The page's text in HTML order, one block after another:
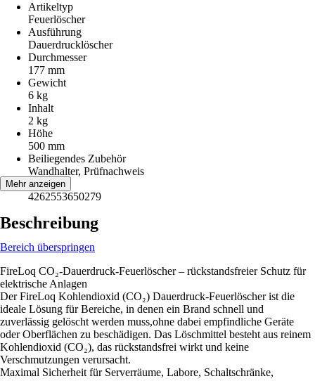
Artikeltyp
Feuerlöscher
Ausführung
Dauerdrucklöscher
Durchmesser
177 mm
Gewicht
6 kg
Inhalt
2 kg
Höhe
500 mm
Beiliegendes Zubehör
Wandhalter, Prüfnachweis
EAN
4262553650279
Mehr anzeigen
Beschreibung
Bereich überspringen
FireLoq CO₂-Dauerdruck-Feuerlöscher – rückstandsfreier Schutz für
elektrische Anlagen
Der FireLoq Kohlendioxid (CO₂) Dauerdruck-Feuerlöscher ist die
ideale Lösung für Bereiche, in denen ein Brand schnell und
zuverlässig gelöscht werden muss,ohne dabei empfindliche Geräte
oder Oberflächen zu beschädigen. Das Löschmittel besteht aus reinem
Kohlendioxid (CO₂), das rückstandsfrei wirkt und keine
Verschmutzungen verursacht.
Maximal Sicherheit für Serverräume, Labore, Schaltschränke,